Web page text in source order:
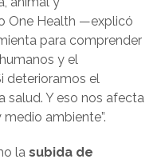
One Health —explicó
para comprender
y el
deterioramos el
salud. Y eso nos afecta
ambiente”.
la subida de